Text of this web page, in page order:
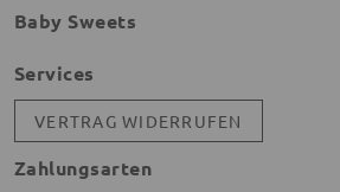
Baby Sweets
Services
VERTRAG WIDERRUFEN
Zahlungsarten